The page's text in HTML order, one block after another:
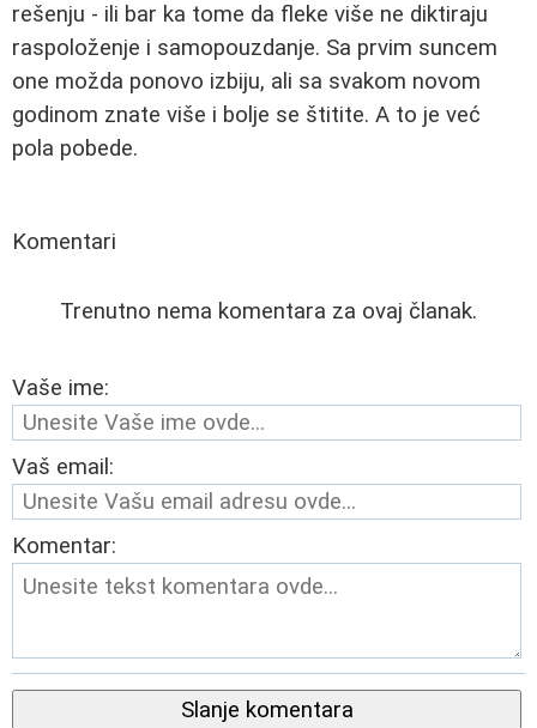
rešenju - ili bar ka tome da fleke više ne diktiraju
raspoloženje i samopouzdanje. Sa prvim suncem
one možda ponovo izbiju, ali sa svakom novom
godinom znate više i bolje se štitite. A to je već
pola pobede.
Komentari
Trenutno nema komentara za ovaj članak.
Vaše ime:
Vaš email:
Komentar:
Slanje komentara